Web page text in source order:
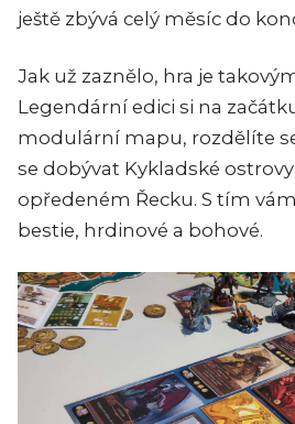
ještě zbývá celý měsíc do
Jak už zaznělo, hra je
Legendární edici si na
modulární mapu, rozdělíte
se dobývat Kykladské
opředeném Řecku. S tím
bestie, hrdinové a bohové.